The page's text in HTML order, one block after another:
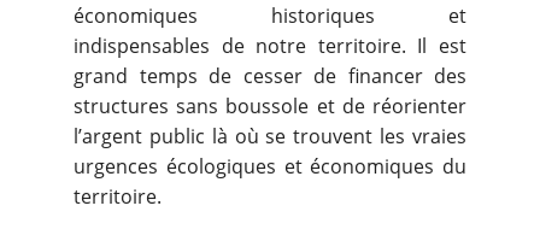
économiques historiques et
indispensables de notre territoire. Il est
grand temps de cesser de financer des
structures sans boussole et de réorienter
l’argent public là où se trouvent les vraies
urgences écologiques et économiques du
territoire.